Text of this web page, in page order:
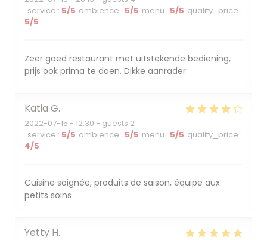
service : 5/5 ambience : 5/5 menu : 5/5 quality_price :
5/5
Zeer goed restaurant met uitstekende bediening,
prijs ook prima te doen. Dikke aanrader
Katia G
2022-07-15 - 12:30 - guests 2
service : 5/5 ambience : 5/5 menu : 5/5 quality_price :
4/5
Cuisine soignée, produits de saison, équipe aux
petits soins
Yetty H